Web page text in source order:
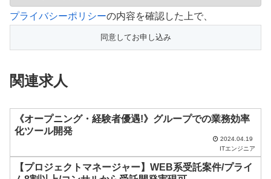
こ
フ
ー
は
プライバシーポリシーの内容を確認した上で、
関連求人
《オープニング・経験者優遇!》グループでの業務効率
化ツール開発
2024.04.19
ITエンジニア
【プロジェクトマネージャー】WEB系受託案件/プライ